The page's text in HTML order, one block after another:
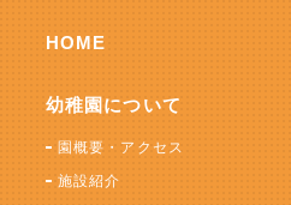
HOME
幼稚園について
園概要・アクセス
施設紹介